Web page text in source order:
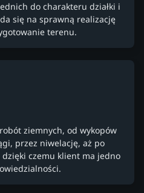
do charakteru działki i
się na sprawną realizację
terenu.
ziemnych, od wykopów
przez niwelację, aż po
czemu klient ma jedno